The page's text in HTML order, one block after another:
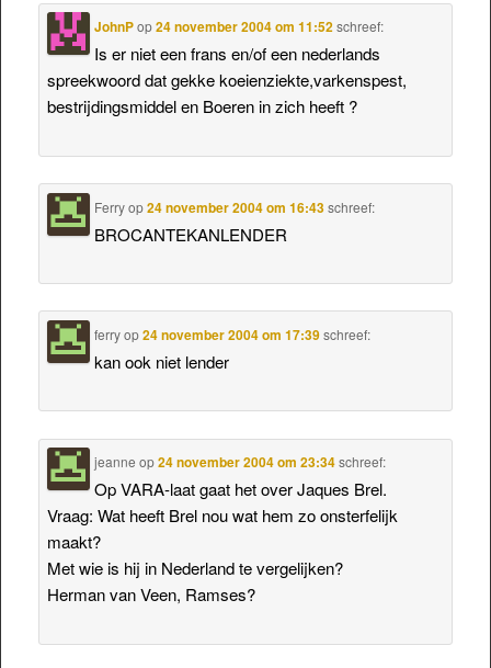
JohnPop24 november 2004 om 11:52 schreef:
Is er niet een frans en/of een nederlands
spreekwoord dat gekke koeienziekte,varkenspest,
bestrijdingsmiddel en Boeren in zich heeft ?
Ferryop24 november 2004 om 16:43 schreef:
BROCANTEKANLENDER
ferryop24 november 2004 om 17:39 schreef:
kan ook niet lender
jeanne op24 november 2004 om 23:34 schreef:
Op VARA-laat gaat het over Jaques Brel.
Vraag: Wat heeft Brel nou wat hem zo onsterfelijk
maakt?
Met wie is hij in Nederland te vergelijken?
Herman van Veen, Ramses?